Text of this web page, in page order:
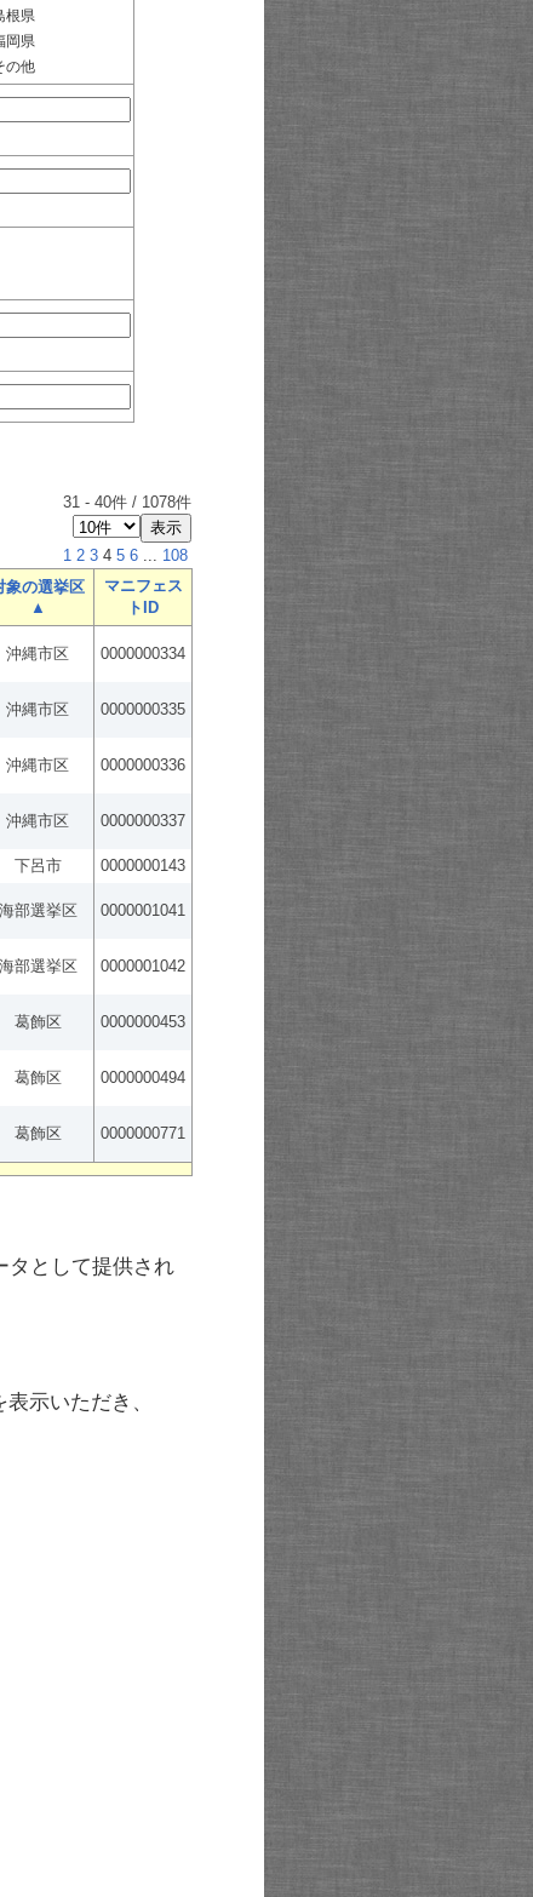
根県
岡県
の他
31 - 40件 / 1078件
1 2 3 4 5 6 ... 108
象の選挙区
▲
マニフェス
トID
沖縄市区 0000000334
沖縄市区 0000000335
沖縄市区 0000000336
沖縄市区 0000000337
下呂市 0000000143
海部選挙区 0000001041
海部選挙区 0000001042
葛飾区 0000000453
葛飾区 0000000494
葛飾区 0000000771
タとして提供され
示いただき、